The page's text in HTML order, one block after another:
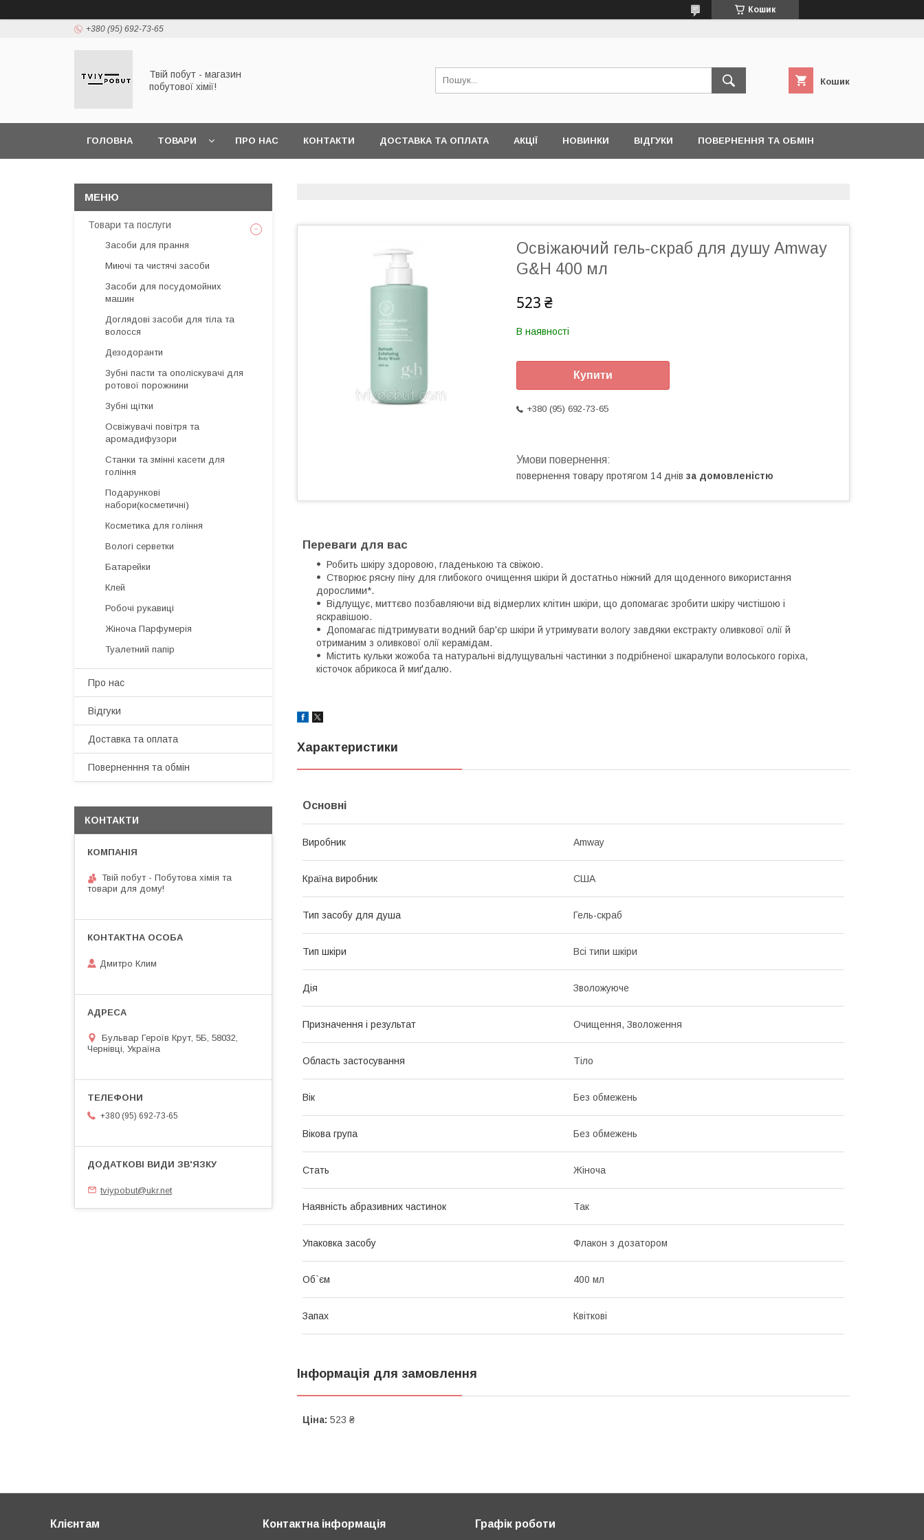
Кошик
+380 (95) 692-73-65
Твій побут - магазин
побутової хімії!
Кошик
ГОЛОВНА ТОВАРИ ПРО НАС КОНТАКТИ ДОСТАВКА ТА ОПЛАТА АКЦІЇ НОВИНКИ ВІДГУКИ ПОВЕРНЕННЯ ТА ОБМІН
Освіжаючий гель-скраб для душу Amway
G&H 400 мл
523 ₴
В наявності
Купити
+380 (95) 692-73-65
повернення товару протягом 14 днів за домовленістю
Переваги для вас
Робить шкіру здоровою, гладенькою та свіжою.
Створює рясну піну для глибокого очищення шкіри й достатньо ніжний для щоденного використання
дорослими*.
Відлущує, миттєво позбавляючи від відмерлих клітин шкіри, що допомагає зробити шкіру чистішою і
яскравішою.
Допомагає підтримувати водний бар'єр шкіри й утримувати вологу завдяки екстракту оливкової олії й
отриманим з оливкової олії керамідам.
Містить кульки жожоба та натуральні відлущувальні частинки з подрібненої шкаралупи волоського горіха,
кісточок абрикоса й миґдалю.
Характеристики
Основні
Виробник Amway
Країна виробник США
Тип засобу для душа Гель-скраб
Тип шкіри Всі типи шкіри
Дія Зволожуюче
Призначення і результат Очищення, Зволоження
Область застосування Тіло
Вік Без обмежень
Вікова група Без обмежень
Стать Жіноча
Наявність абразивних частинок Так
Упаковка засобу Флакон з дозатором
Об`єм 400 мл
Запах Квіткові
Інформація для замовлення
Ціна: 523 ₴
Товари та послуги
Засоби для прання
Миючі та чистячі засоби
Засоби для посудомойних
машин
Доглядові засоби для тіла та
волосся
Дезодоранти
Зубні пасти та ополіскувачі для
ротової порожнини
Зубні щітки
Освіжувачі повітря та
аромадифузори
Cтанки та змінні касети для
гоління
Подарункові
набори(косметичні)
Косметика для гоління
Вологі серветки
Батарейки
Клей
Робочі рукавиці
Жіноча Парфумерія
Туалетний папір
Про нас
Відгуки
Доставка та оплата
Поверненння та обмін
КОНТАКТИ
Твій побут - Побутова хімія та
товари для дому!
Дмитро Клим
Бульвар Героїв Крут, 5Б, 58032,
Чернівці, Україна
+380 (95) 692-73-65
tviypobut@ukr.net
Клієнтам Контактна інформація Графік роботи